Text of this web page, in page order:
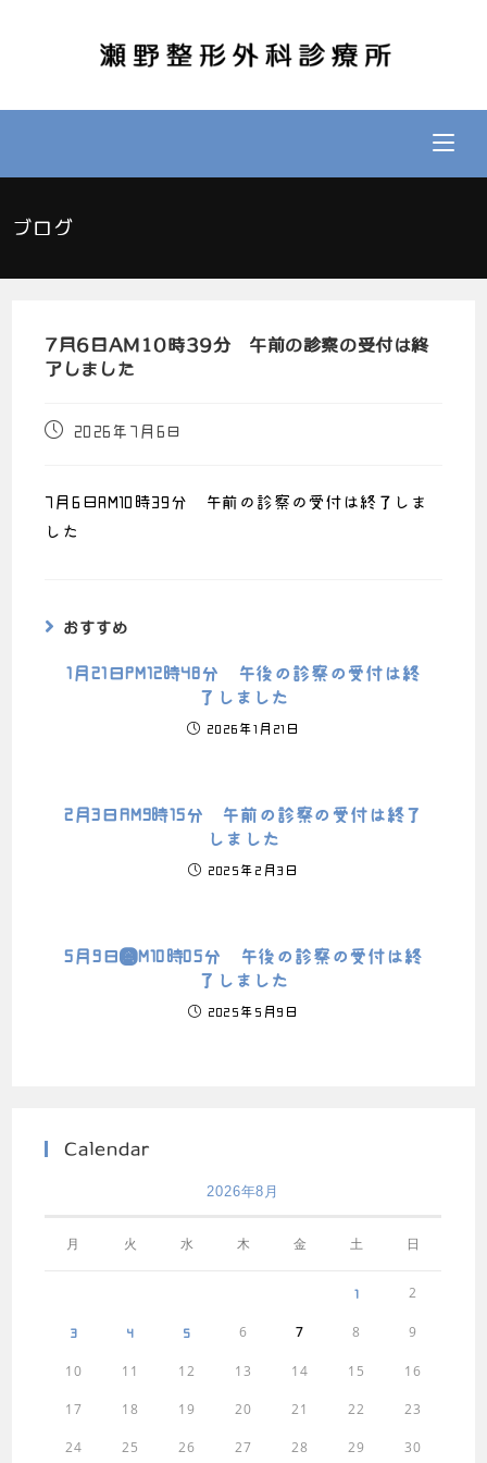
ブログ
7月6日AM10時39分 午前の診察の受付は終
了しました
2026年7月6日
7月6日AM10時39分 午前の診察の受付は終了しま
した
おすすめ
1月21日PM12時48分 午後の診察の受付は終
了しました
2026年1月21日
2月3日AM9時15分 午前の診察の受付は終了
しました
2025年2月3日
5月9日ＡM10時05分 午後の診察の受付は終
了しました
2025年5月9日
Calendar
2026年8月
月 火 水 木 金 土 日
1 2
3 4 5 6 7 8 9
10 11 12 13 14 15 16
17 18 19 20 21 22 23
24 25 26 27 28 29 30